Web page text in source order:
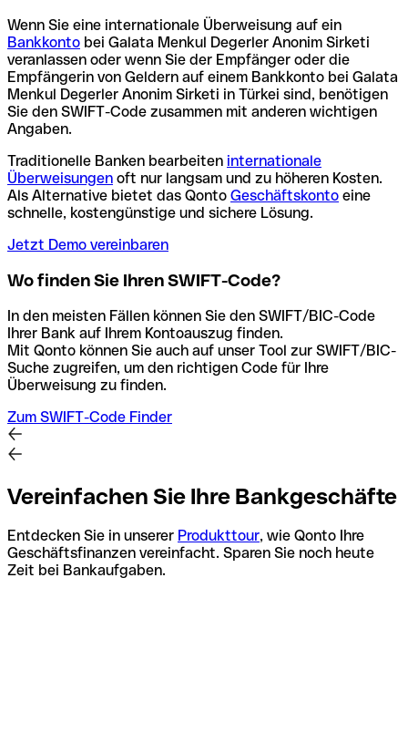
Wenn Sie eine internationale Überweisung auf ein
Bankkonto bei Galata Menkul Degerler Anonim Sirketi
veranlassen oder wenn Sie der Empfänger oder die
Empfängerin von Geldern auf einem Bankkonto bei Galata
Menkul Degerler Anonim Sirketi in Türkei sind, benötigen
Sie den SWIFT-Code zusammen mit anderen wichtigen
Angaben.
Traditionelle Banken bearbeiten internationale
Überweisungen oft nur langsam und zu höheren Kosten.
Als Alternative bietet das Qonto Geschäftskonto eine
schnelle, kostengünstige und sichere Lösung.
Jetzt Demo vereinbaren
Wo finden Sie Ihren SWIFT-Code?
In den meisten Fällen können Sie den SWIFT/BIC-Code
Ihrer Bank auf Ihrem Kontoauszug finden.
Mit Qonto können Sie auch auf unser Tool zur SWIFT/BIC-
Suche zugreifen, um den richtigen Code für Ihre
Überweisung zu finden.
Zum SWIFT-Code Finder
Vereinfachen Sie Ihre Bankgeschäfte
Entdecken Sie in unserer Produkttour, wie Qonto Ihre
Geschäftsfinanzen vereinfacht. Sparen Sie noch heute
Zeit bei Bankaufgaben.